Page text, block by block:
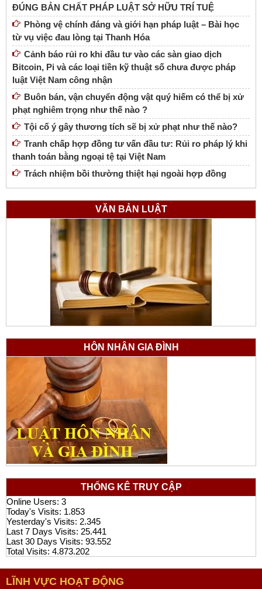
ĐÚNG BẢN CHẤT PHÁP LUẬT SỞ HỮU TRÍ TUỆ
Phòng vệ chính đáng và giới hạn pháp luật – Bài học
từ vụ việc đau lòng tại Thanh Hóa
Cảnh báo rủi ro khi đầu tư vào các sàn giao dịch
Bitcoin, Pi và các loại tiền kỹ thuật số chưa được pháp
luật Việt Nam công nhận
Buôn bán, vận chuyển động vật quý hiếm có thể bị xử
phạt nghiêm trọng như thế nào ?
Tội cố ý gây thương tích sẽ bị xử phạt như thế nào?
Tranh chấp hợp đồng tư vấn đầu tư: Rủi ro pháp lý khi
thanh toán bằng ngoại tệ tại Việt Nam
Trách nhiệm bồi thường thiệt hại ngoài hợp đồng
VĂN BẢN LUẬT
HÔN NHÂN GIA ĐÌNH
THỐNG KÊ TRUY CẬP
Online Users: 3
Today's Visits: 1.853
Yesterday's Visits: 2.345
Last 7 Days Visits: 25.441
Last 30 Days Visits: 93.552
Total Visits: 4.873.202
LĨNH VỰC HOẠT ĐỘNG